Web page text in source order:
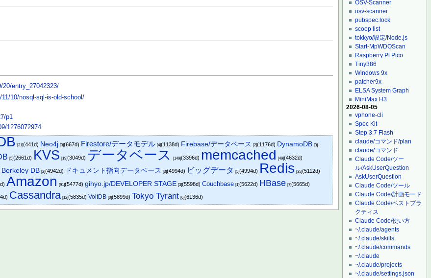
20/entry_27042323/
10/nosql-sql-is-old-school/
p1
1276072974
[31](441d) Neo4j [3](667d) Firestore/データモデル [4](1138d) Firebase/データベース [2](1176d) DynamoDB [3]
[5](2661d) KVS [19](3049d) データベース [149](3396d) memcached [49](4632d)
Berkeley DB [2](4942d) ドキュメント指向データベース [3](4994d) ビッグデータ [5](4994d) Redis [35](5112d)
Amazon [91](5477d)gihyo.jp/DEVELOPER STAGE [3](5598d)Couchbase [1](5622d) HBase [7](5665d)
Cassandra [12](5835d)VoltDB [0](5899d) Tokyo Tyrant [6](6136d)
OSV-Scanner
osv-scanner
pubspec.lock
scoop list
tokkyo/設定/Node.js
Start-MpWDOScan
Raspberry Pi Pico
Tiny386
Windows 9x
patcher9x
ELSA System Graph
MiniMax H3
2026-08-05
vphone-cli
Spec Kit
Step 3.7 Flash
claude/コマンド/plan
claude/コマンド
Claude Code/ツー
ル/AskUserQuestion
AskUserQuestion
Claude Code/ツール
Claude Code/計画モード
Claude Code/ベストプラ
クティス
Claude Code/使い方
~/.claude/agents
~/.claude/skills
~/.claude/commands
~/.claude
~/.claude/projects
~/.claude/settings.json